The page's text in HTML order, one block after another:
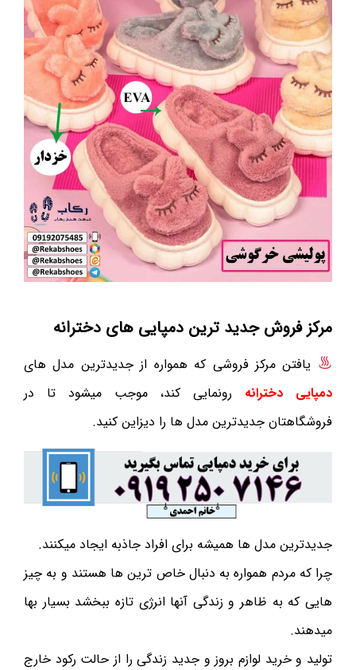
مرکز فروش جدید ترین دمپایی های دخترانه
یافتن مرکز فروشی که همواره از جدیدترین مدل های
دمپایی دخترانه رونمایی کند، موجب میشود تا در
فروشگاهتان جدیدترین مدل ها را دیزاین کنید.
جدیدترین مدل ها همیشه برای افراد جاذبه ایجاد میکنند.
چرا که مردم همواره به دنبال خاص ترین ها هستند و به چیز
هایی که به ظاهر و زندگی آنها انرژی تازه ببخشد بسیار بها
میدهند.
تولید و خرید لوازم بروز و جدید زندگی را از حالت رکود خارج